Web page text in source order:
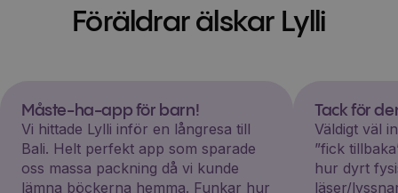
Föräldrar älskar Lylli
Måste-ha-app för barn!
Vi hittade Lylli inför en långresa till
Bali. Helt perfekt app som sparade
oss massa packning då vi kunde
lämna böckerna hemma. Funkar hur
Tack för
Väldigt väl
”fick
hur dyrt
läser/